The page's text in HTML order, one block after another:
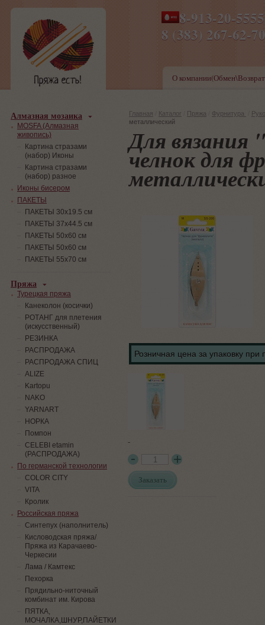
8-913-20-
8 (383) 267-
ПН-ПТ 8-17,СБ-ВС 9-
О
Главная Каталог Пряжа Фурнитура
металлический
Для вязания
челнок для
Розничная цена за упаковку при
-
Заказать
Алмазная мозаика
MOSFA (Алмазная
живопись)
Картина стразами
(набор) Иконы
Картина стразами
(набор) разное
Иконы бисером
ПАКЕТЫ
ПАКЕТЫ 30х19.5 см
ПАКЕТЫ 37х44.5 см
ПАКЕТЫ 50х60 см
ПАКЕТЫ 50х60 см
ПАКЕТЫ 55х70 см
Пряжа
Турецкая пряжа
Канеколон (косички)
РОТАНГ для плетения
(искусственный)
PЕЗИНКА
РАСПРОДАЖА
РАСПРОДАЖА СПИЦ
ALIZE
Kartopu
NAKO
YARNART
НОРКА
Помпон
СELEBI etamin
(РАСПРОДАЖА)
По германской технологии
COLOR CITY
VITA
Кролик
Российская пряжа
Синтепух (наполнитель)
Кисловодская пряжа/
Пряжа из Карачаево-
Черкесии
Лама / Камтекс
Пехорка
Прядильно-ниточный
комбинат им. Кирова
ПЯТКА,
МОЧАЛКА,ШНУР,ПАЙЕТКИ